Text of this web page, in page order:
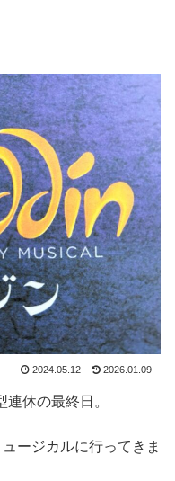
2024.05.12 2026.01.09
休の最終日。
ージカルに行ってきま